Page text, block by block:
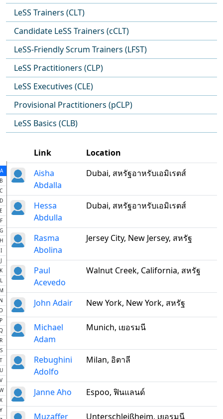
LeSS Trainers (CLT)
Candidate LeSS Trainers (cCLT)
LeSS-Friendly Scrum Trainers (LFST)
LeSS Practitioners (CLP)
LeSS Executives (CLE)
Provisional Practitioners (pCLP)
LeSS Basics (CLB)
A
C
E
F
I
J
K
L
P
R
S
T
V
X
Y
Link
Location
Aisha
Abdalla
Dubai, สหรัฐอาหรับเอมิเรตส์
Hessa
Abdulla
Dubai, สหรัฐอาหรับเอมิเรตส์
Rasma
Abolina
Jersey City, New Jersey, สหรัฐ
Paul
Acevedo
Walnut Creek, California, สหรัฐ
John Adair New York, New York, สหรัฐ
Michael
Adam
Munich, เยอรมนี
Rebughini
Adolfo
Milan, อิตาลี
Janne Aho Espoo, ฟินแลนด์
Muzaffer
Unterschleißheim, เยอรมนี